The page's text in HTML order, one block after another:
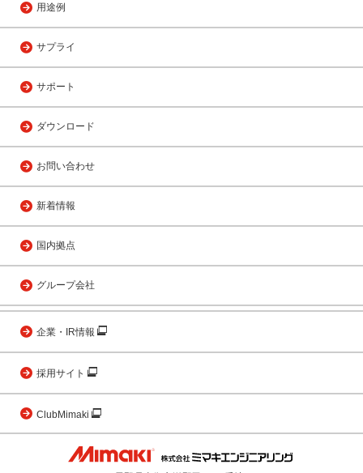
用途例
サプライ
サポート
ダウンロード
お問い合わせ
新着情報
国内拠点
グループ会社
企業・IR情報
採用サイト
ClubMimaki